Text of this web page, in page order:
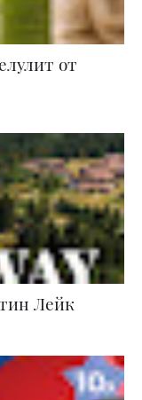
от
Лейк